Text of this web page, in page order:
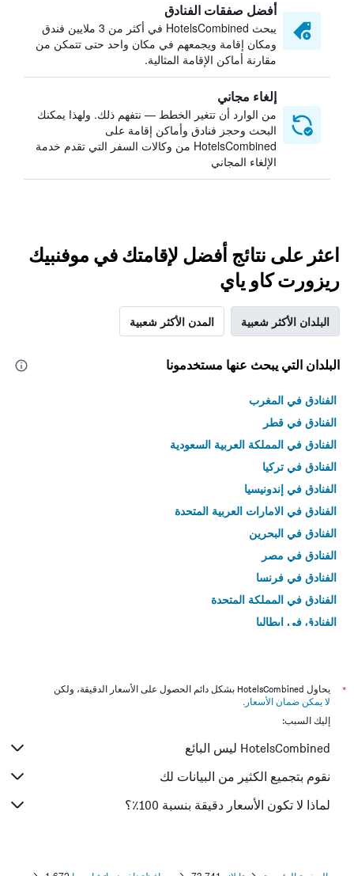
أفضل صفقات الفنادق
يبحث HotelsCombined في أكثر من 3 ملايين فندق
ومكان إقامة ويجمعهم في مكان واحد حتى تتمكن من
مقارنة أماكن الإقامة المثالية.
إلغاء مجاني
من الوارد أن تتغير الخطط — نتفهم ذلك. ولهذا يمكنك
البحث وحجز فنادق وأماكن إقامة على
HotelsCombined من وكالات السفر التي تقدم خدمة
الإلغاء المجاني
اعثر على نتائج أفضل لإقامتك في موفنبيك
ريزورت كاو ياي
البلدان الأكثر شعبية المدن الأكثر شعبية
البلدان التي يبحث عنها مستخدمونا
الفنادق في المغرب
الفنادق في قطر
الفنادق في المملكة العربية السعودية
الفنادق في تركيا
الفنادق في إندونيسيا
الفنادق في الامارات العربية المتحدة
الفنادق في البحرين
الفنادق في مصر
الفنادق في فرنسا
الفنادق في المملكة المتحدة
الفنادق في إيطاليا
*
يحاول HotelsCombined بشكل دائم الحصول على الأسعار الدقيقة، ولكن
لا يمكن ضمان الأسعار .
إليك السبب:
HotelsCombined ليس البائع
نقوم بتجميع الكثير من البيانات لك
لماذا لا تكون الأسعار دقيقة بنسبة 100٪؟